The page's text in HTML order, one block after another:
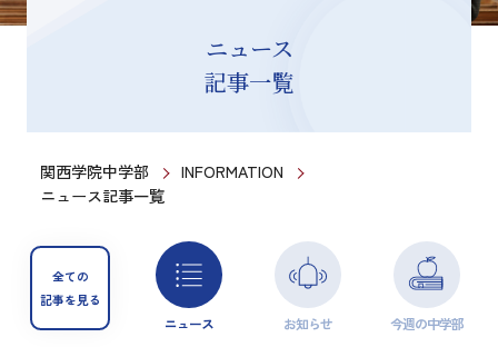
ニュース
記事一覧
関西学院中学部
INFORMATION
ニュース記事一覧
全ての
記事を見る
ニュース お知らせ 今週の中学部